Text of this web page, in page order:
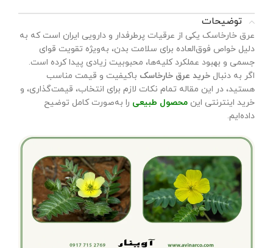
توضیحات
عرق خارخاسک یکی از عرقیات پرطرفدار و دارویی ایران است که به
دلیل خواص فوق‌العاده برای سلامت بدن، به‌ویژه تقویت قوای
جسمی و بهبود عملکرد کلیه‌ها، محبوبیت زیادی پیدا کرده است.
اگر به دنبال خرید عرق خارخاسک باکیفیت و قیمت مناسب
هستید، در این مقاله تمام نکات لازم برای انتخاب، قیمت‌گذاری، و
خرید اینترنتی این محصول طبیعی را به‌صورت کامل توضیح
داده‌ایم.